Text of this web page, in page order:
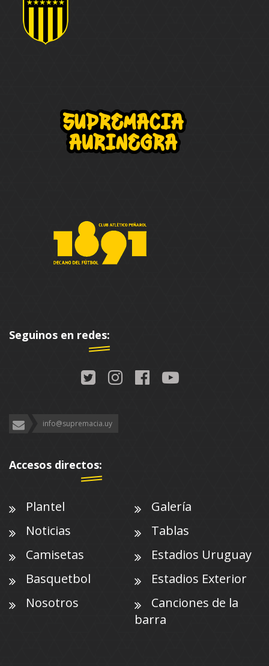
Seguinos en redes:
info@supremacia.uy
Accesos directos:
Plantel
Galería
Noticias
Tablas
Camisetas
Estadios Uruguay
Basquetbol
Estadios Exterior
Nosotros
Canciones de la
barra